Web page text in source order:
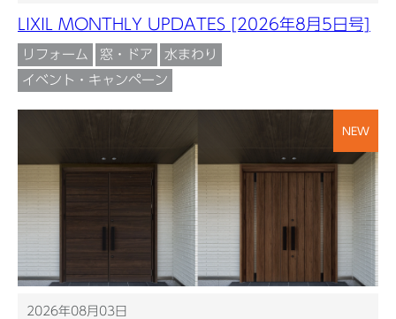
LIXIL MONTHLY UPDATES [2026年8月5日号]
リフォーム 窓・ドア
水まわり
イベント・キャンペーン
NEW
2026年08月03日